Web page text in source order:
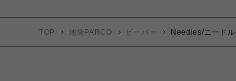
TOP 池袋PARCO ビーバー Needles/ニード